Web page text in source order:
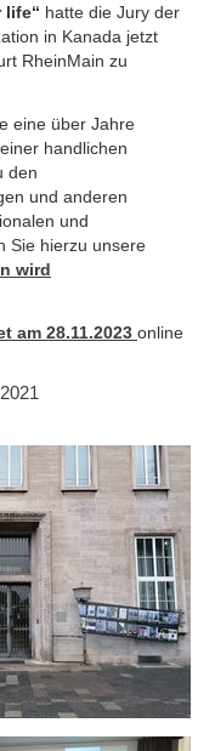
life“ hatte die Jury der
in Kanada jetzt
RheinMain zu
eine über Jahre
handlichen
den
und anderen
und
Sie hierzu unsere
wird
am 28.11.2023 online